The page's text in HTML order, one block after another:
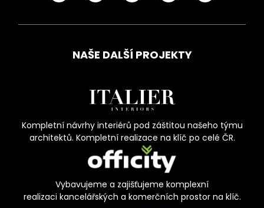
NAŠE DALŠÍ PROJEKTY
Kompletní návrhy interiérů pod záštitou našeho týmu
architektů. Kompletní realizace na klíč po celé ČR.
Vybavujeme a zajišťujeme komplexní
realizaci kancelářských a komerčních prostor na klíč.